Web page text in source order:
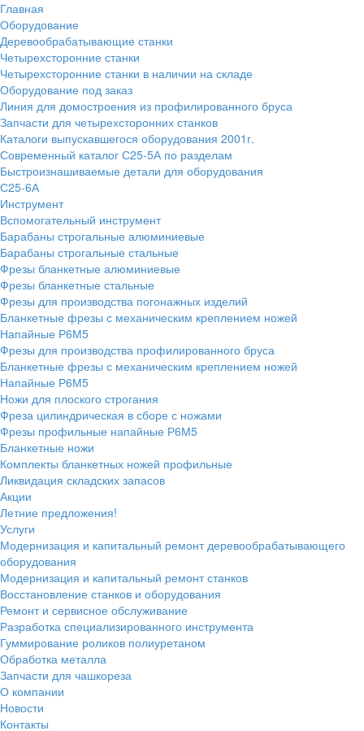
Главная
Оборудование
Деревообрабатывающие станки
Четырехсторонние станки
Четырехсторонние станки в наличии на складе
Оборудование под заказ
Линия для домостроения из профилированного бруса
Запчасти для четырехсторонних станков
Каталоги выпускавшегося оборудования 2001г.
Современный каталог С25-5А по разделам
Быстроизнашиваемые детали для оборудования
С25-6А
Инструмент
Вспомогательный инструмент
Барабаны строгальные алюминиевые
Барабаны строгальные стальные
Фрезы бланкетные алюминиевые
Фрезы бланкетные стальные
Фрезы для производства погонажных изделий
Бланкетные фрезы с механическим креплением ножей
Напайные Р6М5
Фрезы для производства профилированного бруса
Бланкетные фрезы с механическим креплением ножей
Напайные Р6М5
Ножи для плоского строгания
Фреза цилиндрическая в сборе с ножами
Фрезы профильные напайные Р6М5
Бланкетные ножи
Комплекты бланкетных ножей профильные
Ликвидация складских запасов
Акции
Летние предложения!
Услуги
Модернизация и капитальный ремонт деревообрабатывающего
оборудования
Модернизация и капитальный ремонт станков
Восстановление станков и оборудования
Ремонт и сервисное обслуживание
Разработка специализированного инструмента
Гуммирование роликов полиуретаном
Обработка металла
Запчасти для чашкореза
О компании
Новости
Контакты